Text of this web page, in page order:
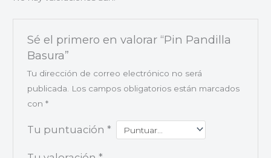
Sé el primero en valorar “Pin Pandilla
Basura”
Tu dirección de correo electrónico no será
publicada.
Los campos obligatorios están marcados
con *
Tu puntuación *